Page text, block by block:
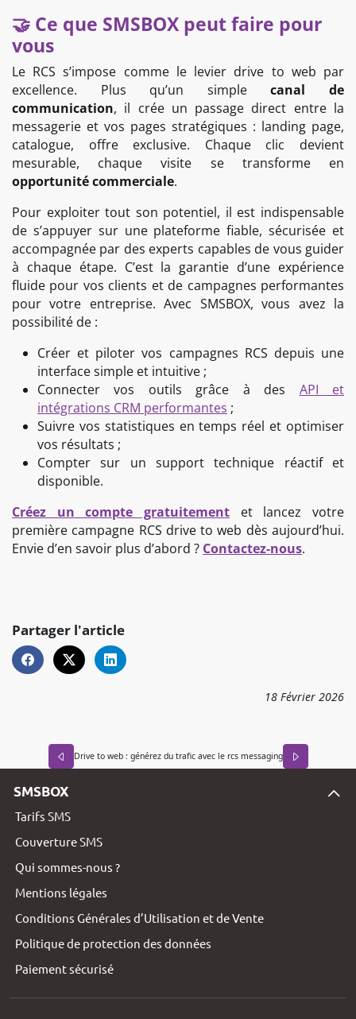
🤝 Ce que SMSBOX peut faire pour
vous
Le RCS s’impose comme le levier drive to web par
excellence. Plus qu’un simplecanal de
communication, il crée un passage direct entre la
messagerie et vos pages stratégiques : landing page,
catalogue, offre exclusive. Chaque clic devient
mesurable, chaque visite se transforme en
opportunité commerciale.
Pour exploiter tout son potentiel, il est indispensable
de s’appuyer sur une plateforme fiable, sécurisée et
accompagnée par des experts capables de vous guider
à chaque étape. C’est la garantie d’une expérience
fluide pour vos clients et de campagnes performantes
pour votre entreprise. Avec SMSBOX, vous avez la
possibilité de :
Créer et piloter vos campagnes RCS depuis une
interface simple et intuitive ;
Connecter vos outils grâce à des API et
intégrations CRM performantes ;
Suivre vos statistiques en temps réel et optimiser
vos résultats ;
Compter sur un support technique réactif et
disponible.
Créez un compte gratuitement et lancez votre
première campagne RCS drive to web dès aujourd’hui.
Envie d’en savoir plus d’abord ? Contactez-nous.
Partager l'article
18 Février 2026
Drive to web : générez du trafic avec le rcs messaging
SMSBOX
Tarifs SMS
Couverture SMS
Qui sommes-nous ?
Mentions légales
Conditions Générales d’Utilisation et de Vente
Politique de protection des données
Paiement sécurisé